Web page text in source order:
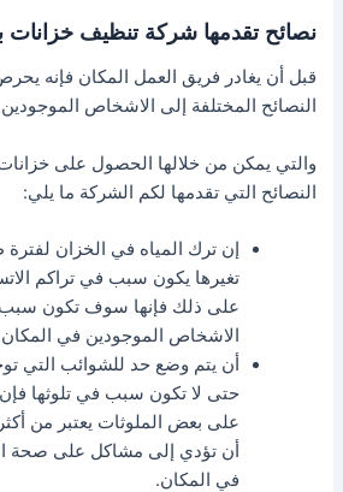
نصائح تقدمها شركة تنظيف خزانات
قبل أن يغادر فريق العمل المكان فإنه
النصائح المختلفة إلى الاشخاص
والتي يمكن من خلالها الحصول على
النصائح التي تقدمها لكم الشركة ما يلي:
إن ترك المياه في الخزان لفترة
تغيرها يكون سبب في تراكم
على ذلك فإنها سوف تكون سبب
الاشخاص الموجودين في
أن يتم وضع حد للشوائب التي
حتى لا تكون سبب في تلوثها فإن
على بعض الملوثات يعتبر من
أن تؤدي إلى مشاكل على صحة
في المكان.